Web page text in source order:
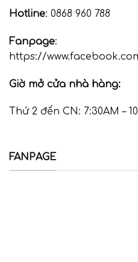
Hotline: 0868 960 788
Fanpage:
https://
Giờ mở cửa nhà hàng:
Thứ 2 đến CN: 7:30AM –
FANPAGE